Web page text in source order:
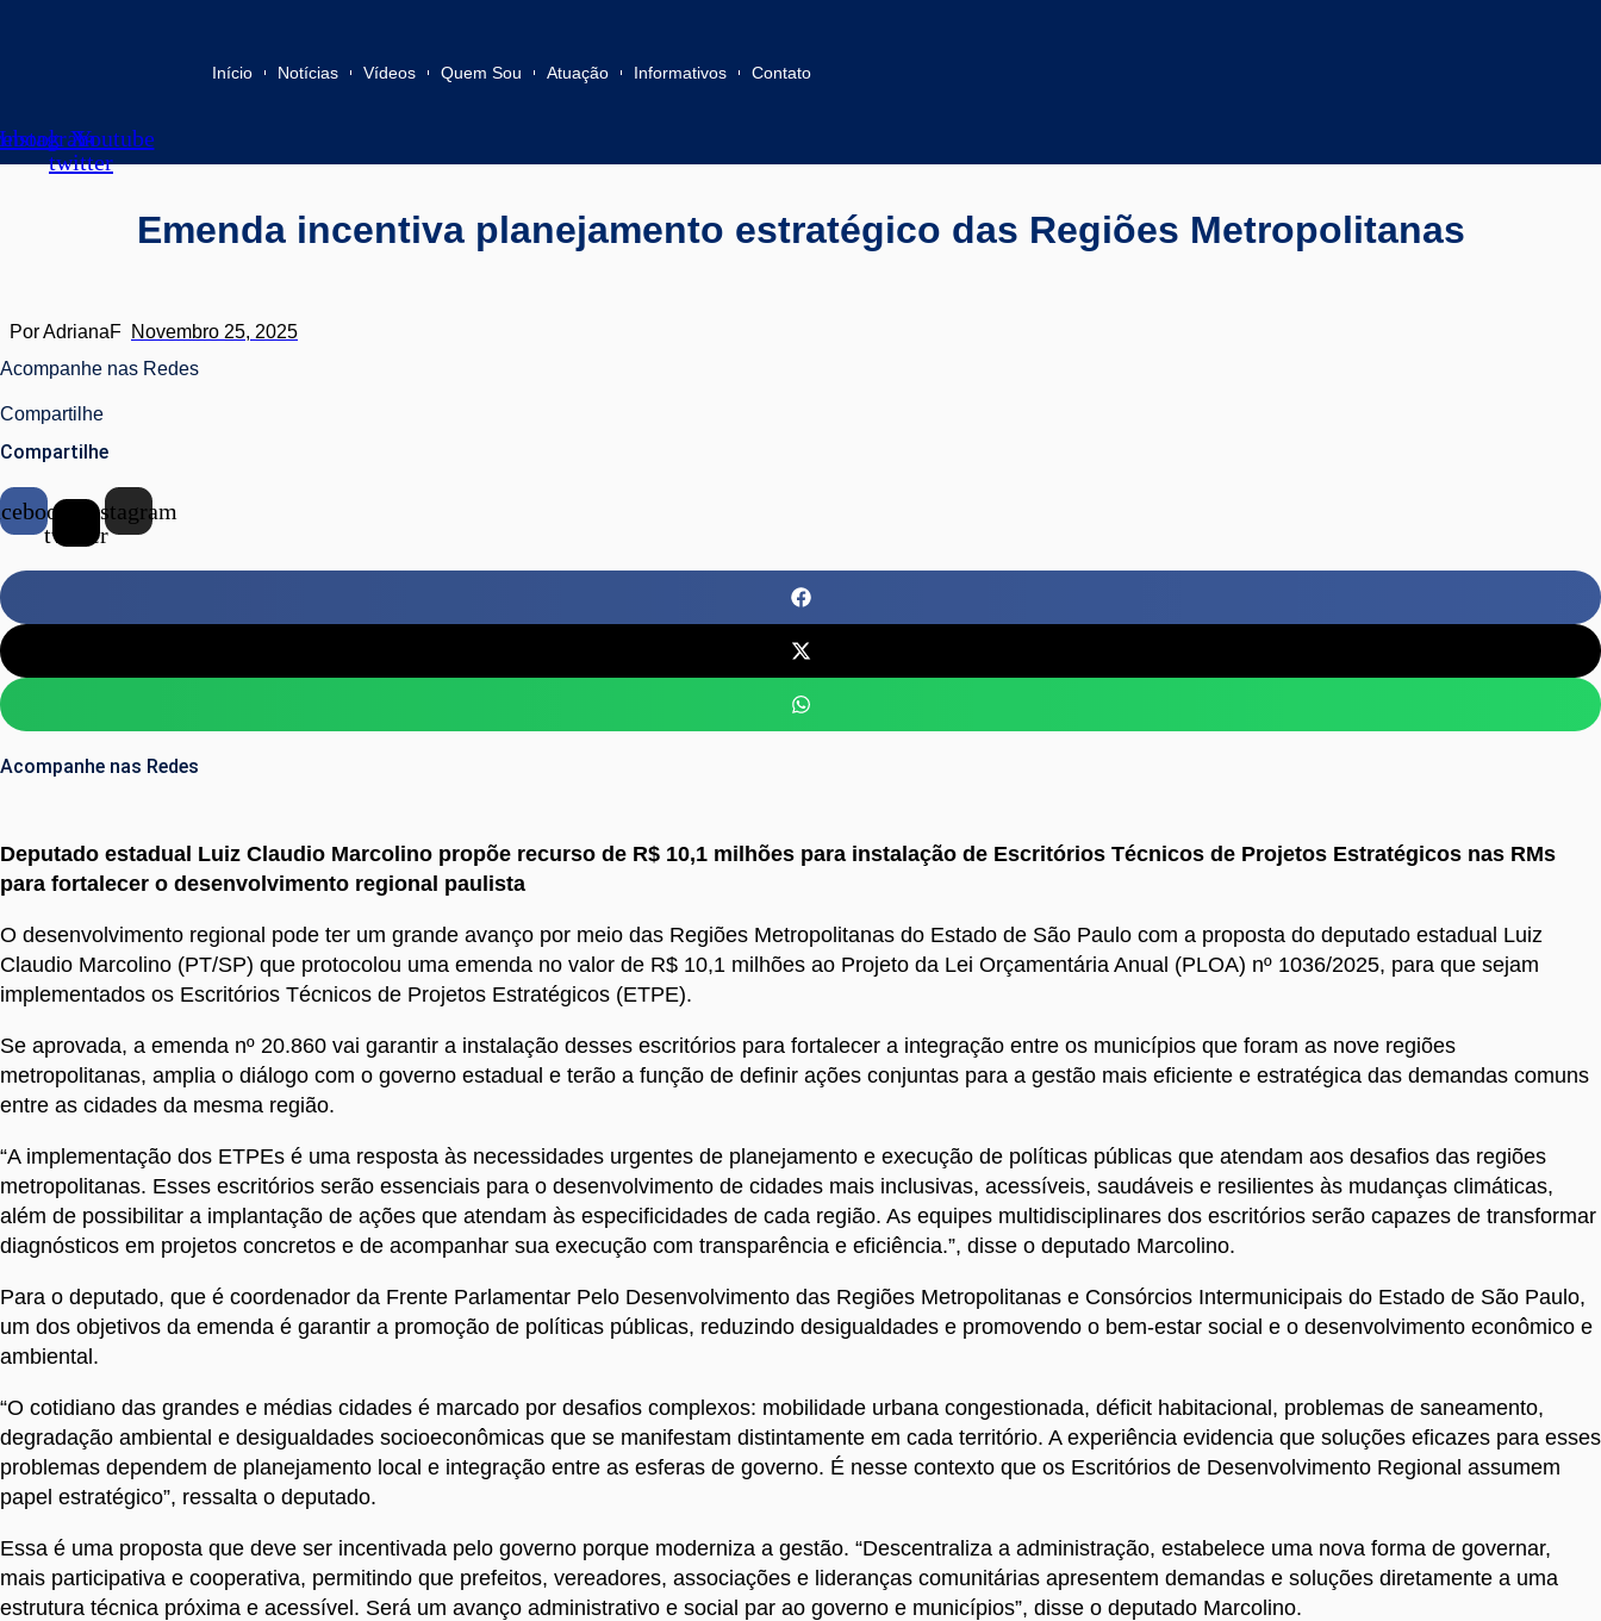
Início Notícias Vídeos Quem Sou Atuação Informativos Contato
Instagram
X-
twitter
Youtube
Emenda incentiva planejamento estratégico das Regiões Metropolitanas
PorAdrianaF Novembro 25, 2025
Acompanhe nas Redes
Compartilhe
Compartilhe
twitter
Instagram
Acompanhe nas Redes
Deputado estadual Luiz Claudio Marcolino propõe recurso de R$ 10,1 milhões para instalação de Escritórios Técnicos de Projetos Estratégicos nas RMs
para fortalecer o desenvolvimento regional paulista
O desenvolvimento regional pode ter um grande avanço por meio das Regiões Metropolitanas do Estado de São Paulo com a proposta do deputado estadual Luiz
Claudio Marcolino (PT/SP) que protocolou uma emenda no valor de R$ 10,1 milhões ao Projeto da Lei Orçamentária Anual (PLOA) nº 1036/2025, para que sejam
implementados os Escritórios Técnicos de Projetos Estratégicos (ETPE).
Se aprovada, a emenda nº 20.860 vai garantir a instalação desses escritórios para fortalecer a integração entre os municípios que foram as nove regiões
metropolitanas, amplia o diálogo com o governo estadual e terão a função de definir ações conjuntas para a gestão mais eficiente e estratégica das demandas comuns
entre as cidades da mesma região.
“A implementação dos ETPEs é uma resposta às necessidades urgentes de planejamento e execução de políticas públicas que atendam aos desafios das regiões
metropolitanas. Esses escritórios serão essenciais para o desenvolvimento de cidades mais inclusivas, acessíveis, saudáveis e resilientes às mudanças climáticas,
além de possibilitar a implantação de ações que atendam às especificidades de cada região. As equipes multidisciplinares dos escritórios serão capazes de transformar
diagnósticos em projetos concretos e de acompanhar sua execução com transparência e eficiência.”, disse o deputado Marcolino.
Para o deputado, que é coordenador da Frente Parlamentar Pelo Desenvolvimento das Regiões Metropolitanas e Consórcios Intermunicipais do Estado de São Paulo,
um dos objetivos da emenda é garantir a promoção de políticas públicas, reduzindo desigualdades e promovendo o bem-estar social e o desenvolvimento econômico e
ambiental.
“O cotidiano das grandes e médias cidades é marcado por desafios complexos: mobilidade urbana congestionada, déficit habitacional, problemas de saneamento,
degradação ambiental e desigualdades socioeconômicas que se manifestam distintamente em cada território. A experiência evidencia que soluções eficazes para esses
problemas dependem de planejamento local e integração entre as esferas de governo. É nesse contexto que os Escritórios de Desenvolvimento Regional assumem
papel estratégico”, ressalta o deputado.
Essa é uma proposta que deve ser incentivada pelo governo porque moderniza a gestão. “Descentraliza a administração, estabelece uma nova forma de governar,
mais participativa e cooperativa, permitindo que prefeitos, vereadores, associações e lideranças comunitárias apresentem demandas e soluções diretamente a uma
estrutura técnica próxima e acessível. Será um avanço administrativo e social par ao governo e municípios”, disse o deputado Marcolino.